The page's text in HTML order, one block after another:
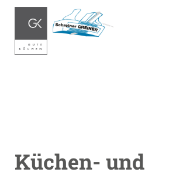
Küchen- und
Küchenideen